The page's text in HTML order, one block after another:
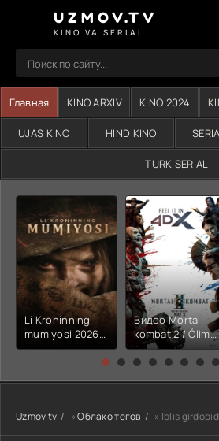
UZMOV.TV
KINO VA SERIAL
Главная KINO ARXIV KINO 2024
UJAS KINO HIND KINO
TURK SERIAL
Li Kroninning
mumiyosi 2026
(uzbek tilida
kino) tarjima HD
Видео Mortal
kombat 2 / Ólim
jangi 2 (2026)
Uzbek tilida
Uzmov.tv »Облако тегов » Iblis girdobida